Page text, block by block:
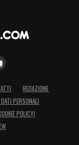
REDAZIONE
PERSONALI
POLICY)